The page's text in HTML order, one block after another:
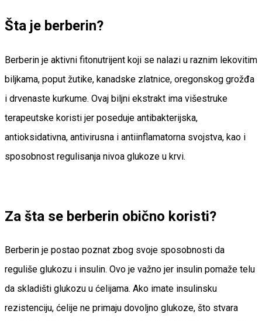
Šta je berberin?
Berberin je aktivni fitonutrijent koji se nalazi u raznim lekovitim
biljkama, poput žutike, kanadske zlatnice, oregonskog grožđa
i drvenaste kurkume. Ovaj biljni ekstrakt ima višestruke
terapeutske koristi jer poseduje antibakterijska,
antioksidativna, antivirusna i antiinflamatorna svojstva, kao i
sposobnost regulisanja nivoa glukoze u krvi.
Za šta se berberin obično koristi?
Berberin je postao poznat zbog svoje sposobnosti da
reguliše glukozu i insulin. Ovo je važno jer insulin pomaže telu
da skladišti glukozu u ćelijama. Ako imate insulinsku
rezistenciju, ćelije ne primaju dovoljno glukoze, što stvara